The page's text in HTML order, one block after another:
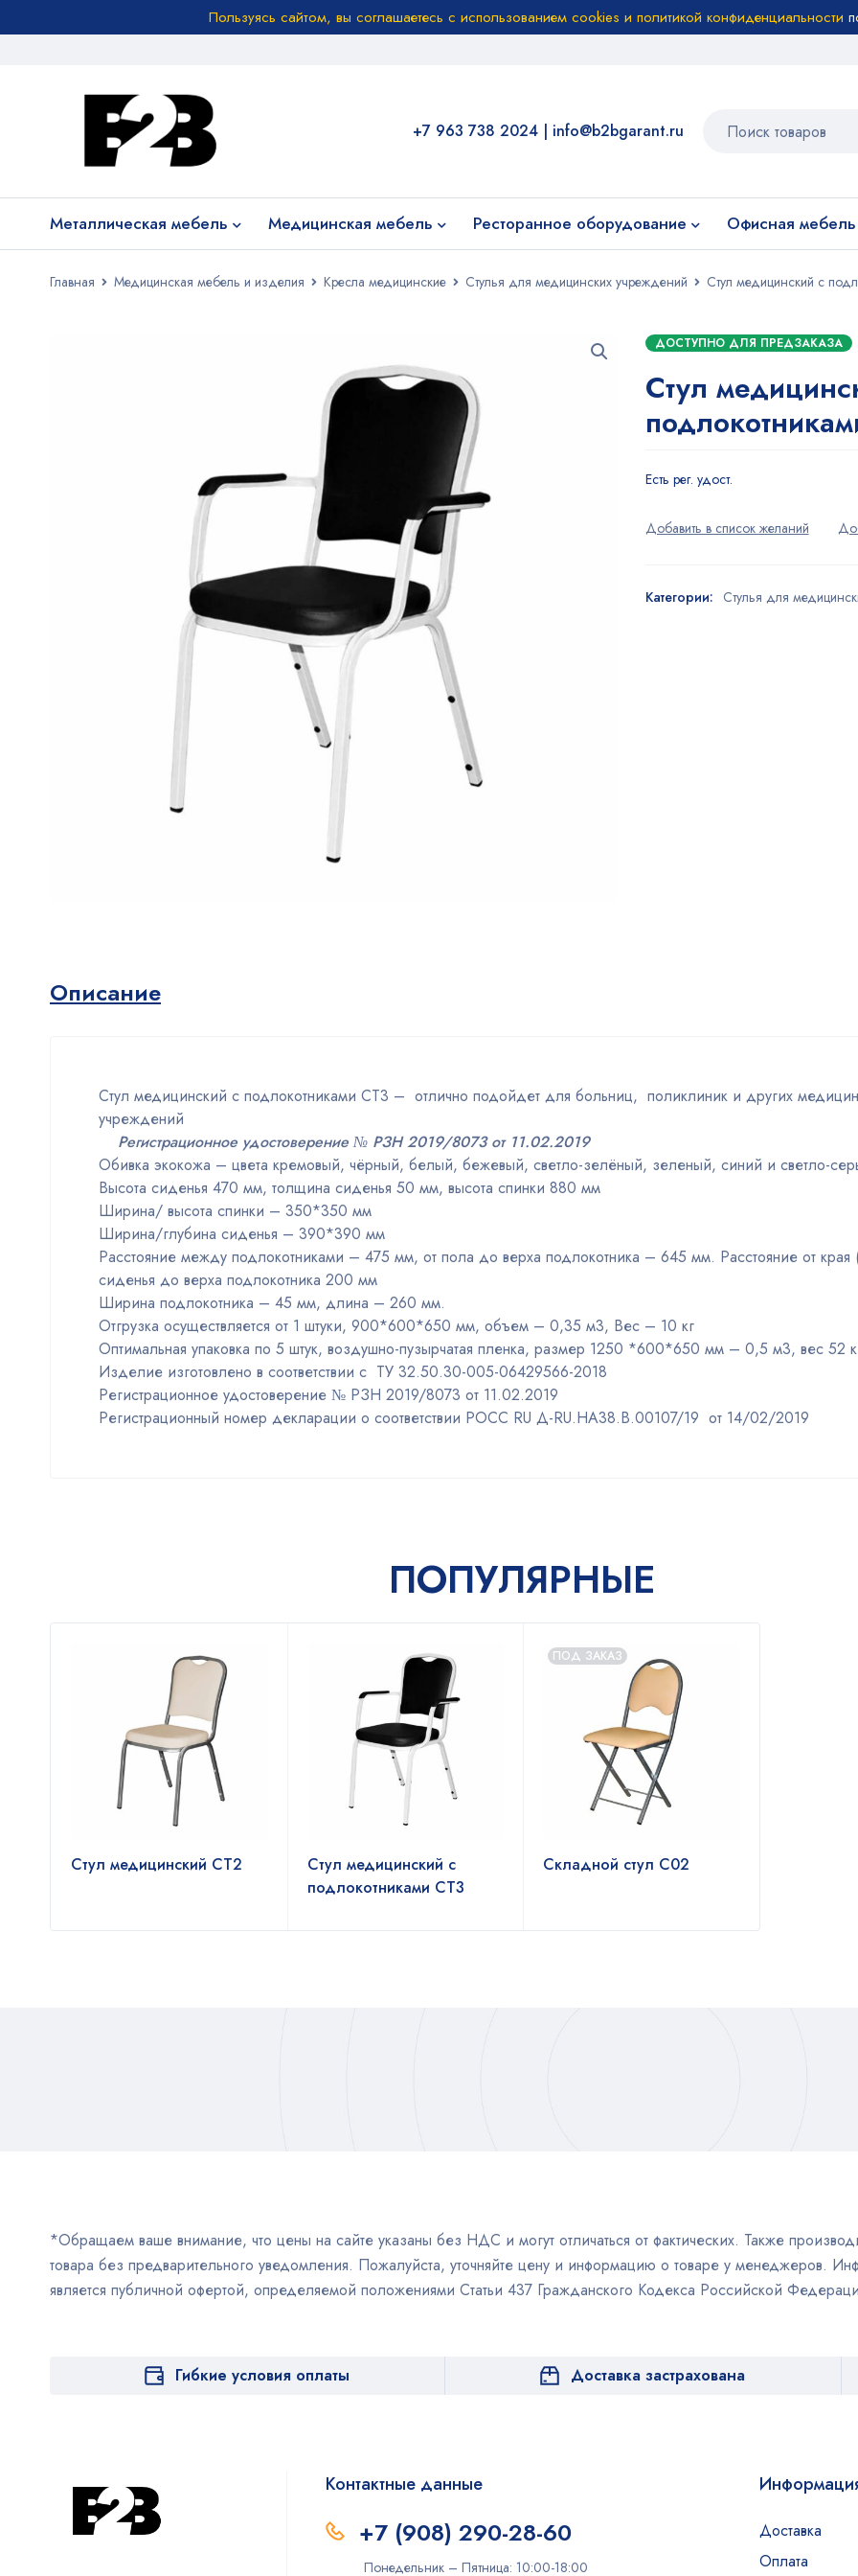
Пользуясь сайтом, вы соглашаетесь с использованием cookies и политикой конфиденциальности
+7 963 738 2024 | info@b2bgarant.ru
Металлическая мебель Медицинская мебель Ресторанное оборудование Офисная мебель
Главная Медицинская мебель и изделия Кресла медицинские Стулья для медицинских учреждений Стул медицинский с
ДОСТУПНО ДЛЯ ПРЕДЗАКАЗА
Стул
Есть рег. удост.
Категории: Стулья для
Описание
Стул медицинский с подлокотниками СТ3 – отлично подойдет для больниц, поликлиник и других
учреждений
Регистрационное удостоверение № РЗН 2019/8073 от 11.02.2019
Обивка экокожа – цвета кремовый, чёрный, белый, бежевый, светло-зелёный, зеленый, синий и светло-
Высота сиденья 470 мм, толщина сиденья 50 мм, высота спинки 880 мм
Ширина/ высота спинки – 350*350 мм
Ширина/глубина сиденья – 390*390 мм
Расстояние между подлокотниками – 475 мм, от пола до верха подлокотника – 645 мм. Расстояние от края
сиденья до верха подлокотника 200 мм
Ширина подлокотника – 45 мм, длина – 260 мм.
Отгрузка осуществляется от 1 штуки, 900*600*650 мм, объем – 0,35 м3, Вес – 10 кг
Оптимальная упаковка по 5 штук, воздушно-пузырчатая пленка, размер 1250 *600*650 мм – 0,5 м3, вес 52
Изделие изготовлено в соответствии с ТУ 32.50.30-005-06429566-2018
Регистрационное удостоверение № РЗН 2019/8073 от 11.02.2019
Регистрационный номер декларации о соответствии РОСС RU Д-RU.НА38.В.00107/19 от 14/02/2019
ПОПУЛЯРНЫЕ
Стул медицинский СТ2
Стул медицинский с
подлокотниками СТ3
ПОД ЗАКАЗ
Складной стул С02
*Обращаем ваше внимание, что цены на сайте указаны без НДС и могут отличаться от фактических. Также
товара без предварительного уведомления. Пожалуйста, уточняйте цену и информацию о товаре у менеджеров.
является публичной офертой, определяемой положениями Статьи 437 Гражданского Кодекса Российской
Гибкие условия оплаты Доставка застрахована
Контактные данные
+7 (908) 290-28-60
Понедельник – Пятница: 10:00-18:00
Доставка
Оплата